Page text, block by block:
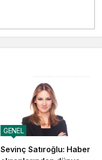
Sevinç Satıroğlu: Haber
GENEL